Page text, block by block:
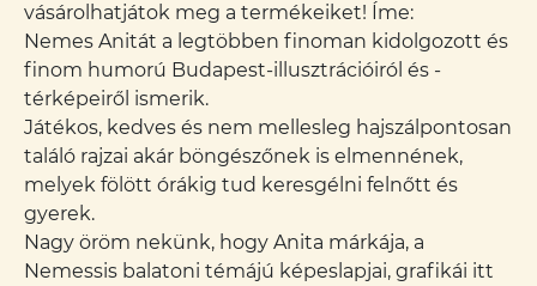
vásárolhatjátok meg a termékeiket! Íme:
Nemes Anitát a legtöbben finoman kidolgozott és
finom humorú Budapest-illusztrációiról és -
térképeiről ismerik.
Játékos, kedves és nem mellesleg hajszálpontosan
találó rajzai akár böngészőnek is elmennének,
melyek fölött órákig tud keresgélni felnőtt és
gyerek.
Nagy öröm nekünk, hogy Anita márkája, a
Nemessis balatoni témájú képeslapjai, grafikái itt